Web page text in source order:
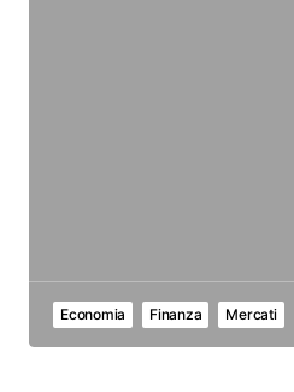
Economia Finanza Mercati